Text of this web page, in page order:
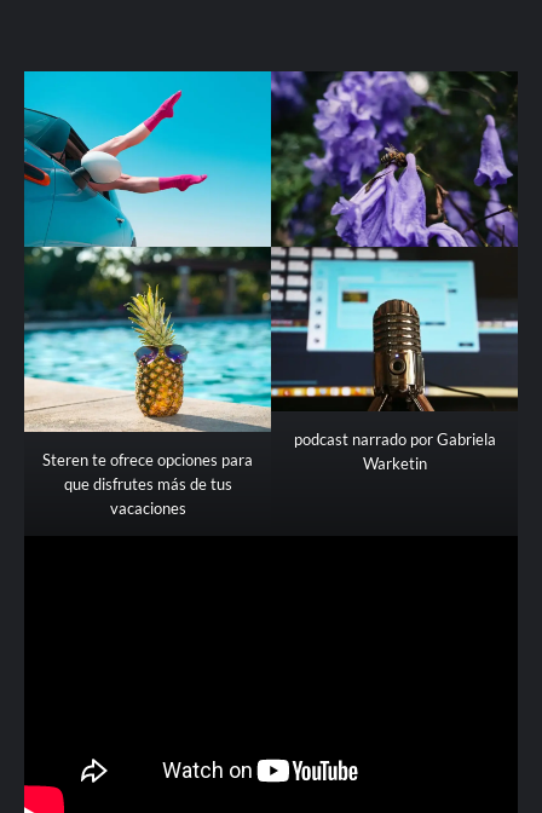
Steren te ofrece opciones para
que disfrutes más de tus
vacaciones
podcast narrado por Gabriela
Warketin